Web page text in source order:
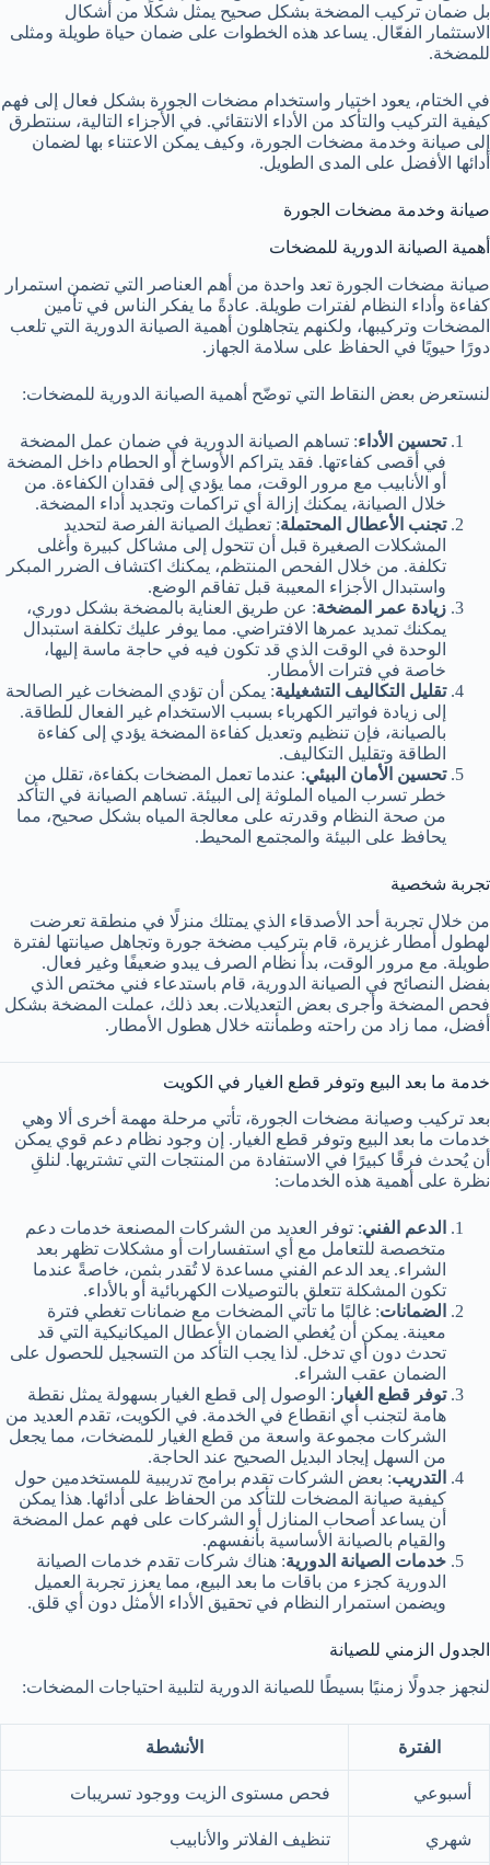
بل ضمان تركيب المضخة بشكل صحيح يمثل شكلًا من أشكال
الاستثمار الفعّال. يساعد هذه الخطوات على ضمان حياة طويلة ومثلى
للمضخة.
في الختام، يعود اختيار واستخدام مضخات الجورة بشكل فعال إلى فهم
كيفية التركيب والتأكد من الأداء الانتقائي. في الأجزاء التالية، سنتطرق
إلى صيانة وخدمة مضخات الجورة، وكيف يمكن الاعتناء بها لضمان
أدائها الأفضل على المدى الطويل.
صيانة وخدمة مضخات الجورة
أهمية الصيانة الدورية للمضخات
صيانة مضخات الجورة تعد واحدة من أهم العناصر التي تضمن استمرار
كفاءة وأداء النظام لفترات طويلة. عادةً ما يفكر الناس في تأمين
المضخات وتركيبها، ولكنهم يتجاهلون أهمية الصيانة الدورية التي تلعب
دورًا حيويًا في الحفاظ على سلامة الجهاز.
لنستعرض بعض النقاط التي توضّح أهمية الصيانة الدورية للمضخات:
تحسين الأداء: تساهم الصيانة الدورية في ضمان عمل المضخة
في أقصى كفاءتها. فقد يتراكم الأوساخ أو الحطام داخل المضخة
أو الأنابيب مع مرور الوقت، مما يؤدي إلى فقدان الكفاءة. من
خلال الصيانة، يمكنك إزالة أي تراكمات وتجديد أداء المضخة.
تجنب الأعطال المحتملة: تعطيك الصيانة الفرصة لتحديد
المشكلات الصغيرة قبل أن تتحول إلى مشاكل كبيرة وأغلى
تكلفة. من خلال الفحص المنتظم، يمكنك اكتشاف الضرر المبكر
واستبدال الأجزاء المعيبة قبل تفاقم الوضع.
زيادة عمر المضخة: عن طريق العناية بالمضخة بشكل دوري،
يمكنك تمديد عمرها الافتراضي. مما يوفر عليك تكلفة استبدال
الوحدة في الوقت الذي قد تكون فيه في حاجة ماسة إليها،
خاصة في فترات الأمطار.
تقليل التكاليف التشغيلية: يمكن أن تؤدي المضخات غير الصالحة
إلى زيادة فواتير الكهرباء بسبب الاستخدام غير الفعال للطاقة.
بالصيانة، فإن تنظيم وتعديل كفاءة المضخة يؤدي إلى كفاءة
الطاقة وتقليل التكاليف.
تحسين الأمان البيئي: عندما تعمل المضخات بكفاءة، تقلل من
خطر تسرب المياه الملوثة إلى البيئة. تساهم الصيانة في التأكد
من صحة النظام وقدرته على معالجة المياه بشكل صحيح، مما
يحافظ على البيئة والمجتمع المحيط.
تجربة شخصية
من خلال تجربة أحد الأصدقاء الذي يمتلك منزلًا في منطقة تعرضت
لهطول أمطار غزيرة، قام بتركيب مضخة جورة وتجاهل صيانتها لفترة
طويلة. مع مرور الوقت، بدأ نظام الصرف يبدو ضعيفًا وغير فعال.
بفضل النصائح في الصيانة الدورية، قام باستدعاء فني مختص الذي
فحص المضخة وأجرى بعض التعديلات. بعد ذلك، عملت المضخة بشكل
أفضل، مما زاد من راحته وطمأنته خلال هطول الأمطار.
خدمة ما بعد البيع وتوفر قطع الغيار في الكويت
بعد تركيب وصيانة مضخات الجورة، تأتي مرحلة مهمة أخرى ألا وهي
خدمات ما بعد البيع وتوفر قطع الغيار. إن وجود نظام دعم قوي يمكن
أن يُحدث فرقًا كبيرًا في الاستفادة من المنتجات التي تشتريها. لنلقِ
نظرة على أهمية هذه الخدمات:
الدعم الفني: توفر العديد من الشركات المصنعة خدمات دعم
متخصصة للتعامل مع أي استفسارات أو مشكلات تظهر بعد
الشراء. يعد الدعم الفني مساعدة لا تُقدر بثمن، خاصةً عندما
تكون المشكلة تتعلق بالتوصيلات الكهربائية أو بالأداء.
الضمانات: غالبًا ما تأتي المضخات مع ضمانات تغطي فترة
معينة. يمكن أن يُغطي الضمان الأعطال الميكانيكية التي قد
تحدث دون أي تدخل. لذا يجب التأكد من التسجيل للحصول على
الضمان عقب الشراء.
توفر قطع الغيار : الوصول إلى قطع الغيار بسهولة يمثل نقطة
هامة لتجنب أي انقطاع في الخدمة. في الكويت، تقدم العديد من
الشركات مجموعة واسعة من قطع الغيار للمضخات، مما يجعل
من السهل إيجاد البديل الصحيح عند الحاجة.
التدريب: بعض الشركات تقدم برامج تدريبية للمستخدمين حول
كيفية صيانة المضخات للتأكد من الحفاظ على أدائها. هذا يمكن
أن يساعد أصحاب المنازل أو الشركات على فهم عمل المضخة
والقيام بالصيانة الأساسية بأنفسهم.
خدمات الصيانة الدورية: هناك شركات تقدم خدمات الصيانة
الدورية كجزء من باقات ما بعد البيع، مما يعزز تجربة العميل
ويضمن استمرار النظام في تحقيق الأداء الأمثل دون أي قلق.
الجدول الزمني للصيانة
لنجهز جدولًا زمنيًا بسيطًا للصيانة الدورية لتلبية احتياجات المضخات:
الفترة الأنشطة
أسبوعي فحص مستوى الزيت ووجود تسريبات
شهري تنظيف الفلاتر والأنابيب